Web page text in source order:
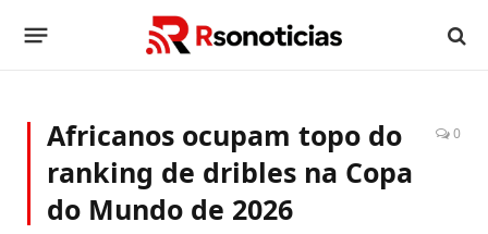
Africanos ocupam topo do
ranking de dribles na Copa
do Mundo de 2026
0